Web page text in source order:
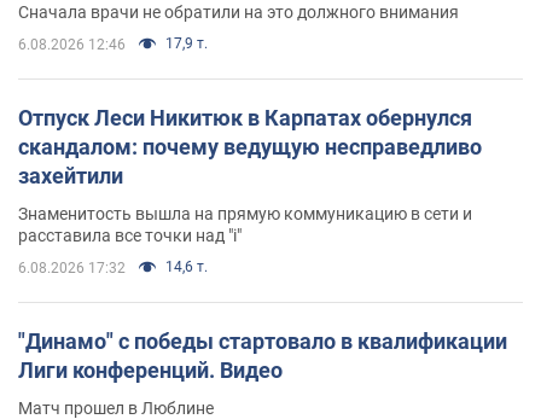
Сначала врачи не обратили на это должного внимания
6.08.2026 12:46 17,9 т.
Отпуск Леси Никитюк в Карпатах обернулся
скандалом: почему ведущую несправедливо
захейтили
Знаменитость вышла на прямую коммуникацию в сети и
расставила все точки над "i"
6.08.2026 17:32 14,6 т.
"Динамо" с победы стартовало в квалификации
Лиги конференций. Видео
Матч прошел в Люблине